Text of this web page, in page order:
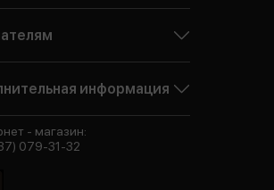
информация
- магазин:
079-31-32